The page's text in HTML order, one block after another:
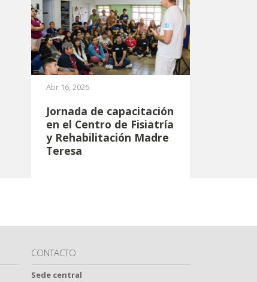
Abr 16, 2026
Jornada de capacitación
en el Centro de Fisiatría
y Rehabilitación Madre
Teresa
CONTACTO
Sede central